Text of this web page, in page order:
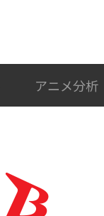
アニメ分析